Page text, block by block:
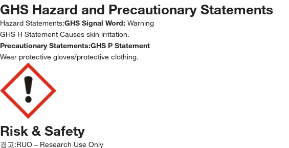
GHS Hazard and Precautionary Statements
Hazard Statements:GHS Signal Word: Warning
GHS H Statement Causes skin irritation.
Precautionary Statements:GHS P Statement
Wear protective gloves/protective clothing.
Risk & Safety
경고:RUO – Research Use Only